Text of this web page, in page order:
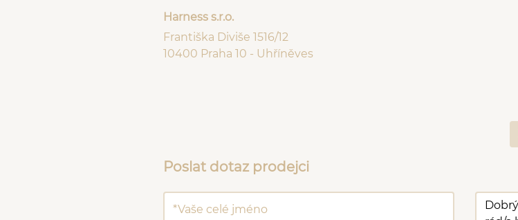
Harness s.r.o.
Františka Diviše 1516/12
10400 Praha 10 - Uhříněves
Poslat dotaz prodejci